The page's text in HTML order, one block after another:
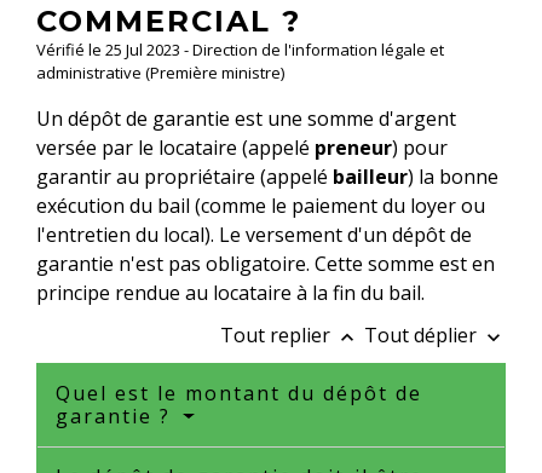
COMMERCIAL ?
Vérifié le 25 Jul 2023 - Direction de l'information légale et
administrative (Première ministre)
Un dépôt de garantie est une somme d'argent
versée par le locataire (appelé preneur) pour
garantir au propriétaire (appelé bailleur) la bonne
exécution du bail (comme le paiement du loyer ou
l'entretien du local). Le versement d'un dépôt de
garantie n'est pas obligatoire. Cette somme est en
principe rendue au locataire à la fin du bail.
Tout replier keyboard_arrow_up Tout déplier keyboard_arrow_down
Quel est le montant du dépôt de
garantie ?